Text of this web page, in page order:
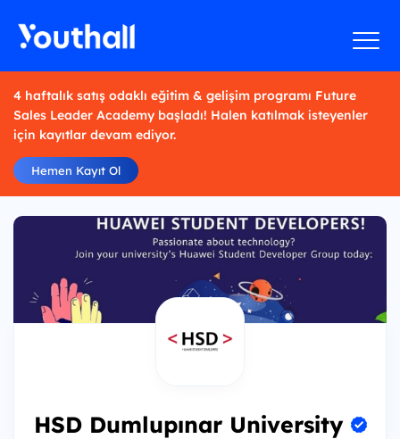
4 haftalık satış odaklı eğitim & gelişim programı Future
Sales Leader Academy başladı! Halen katılmak isteyenler
için kayıtlar devam ediyor.
Hemen Kayıt Ol
HSD Dumlupınar University